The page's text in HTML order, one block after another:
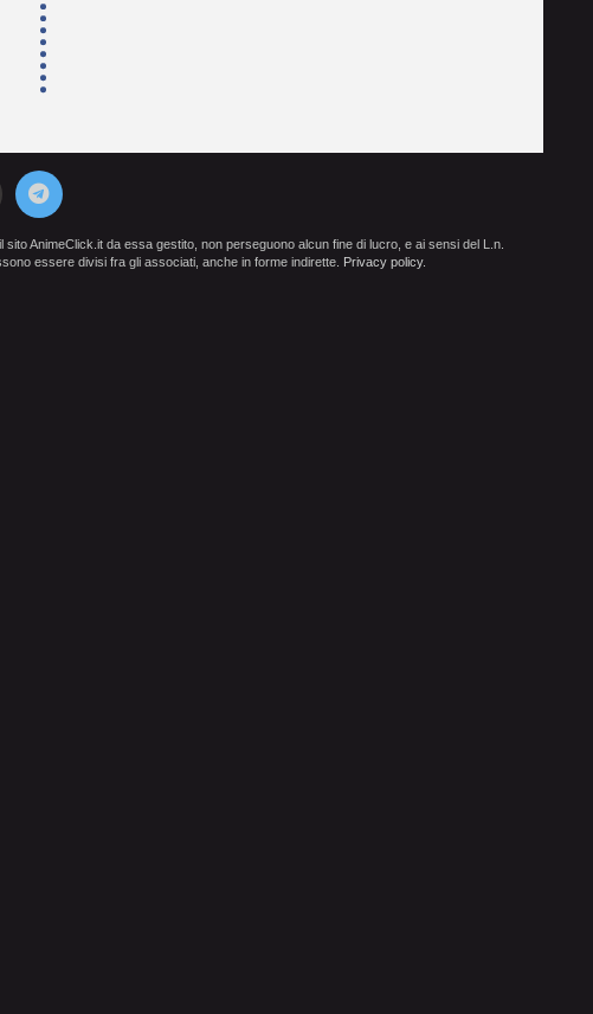
AnimeClick.it da essa gestito, non perseguono alcun fine di lucro, e ai sensi del L.n.
essere divisi fra gli associati, anche in forme indirette. Privacy policy.